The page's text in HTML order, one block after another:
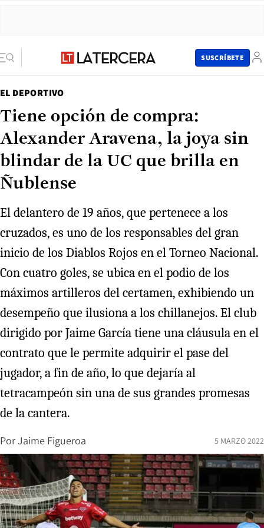
SUSCRÍBETE
EL DEPORTIVO
Tiene opción de compra:
Alexander Aravena, la joya sin
blindar de la UC que brilla en
Ñublense
El delantero de 19 años, que pertenece a los
cruzados, es uno de los responsables del gran
inicio de los Diablos Rojos en el Torneo Nacional.
Con cuatro goles, se ubica en el podio de los
máximos artilleros del certamen, exhibiendo un
desempeño que ilusiona a los chillanejos. El club
dirigido por Jaime García tiene una cláusula en el
contrato que le permite adquirir el pase del
jugador, a fin de año, lo que dejaría al
tetracampeón sin una de sus grandes promesas
de la cantera.
PorJaime Figueroa 5 MARZO 2022